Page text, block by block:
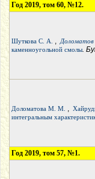
Год 2019, том 60, №12.
Шуткова С. А. ,
каменноугольной смолы.
Доломатова М. М. ,
интегральным
Год 2019, том 57, №1.